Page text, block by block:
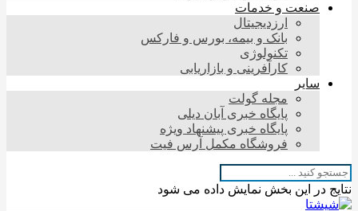
صنعت و خدمات
ارزدیجیتال
بانک و بیمه، بورس و فارکس
تکنولوژی
کارآفرینی و بازاریابی
سایر
مجله گولت
پایگاه خبری آبان دیلی
پایگاه خبری پیشنهاد ویژه
فروشگاه مکمل آرس فیت
نتایج در این بخش نمایش داده می شود